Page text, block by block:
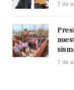
7 de
7 de